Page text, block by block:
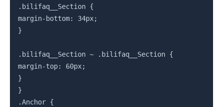
.bilifaq__Section {
margin-bottom: 34px;
}
.bilifaq__Section ~ .bilifaq__Section {
margin-top: 60px;
}
}
.Anchor {